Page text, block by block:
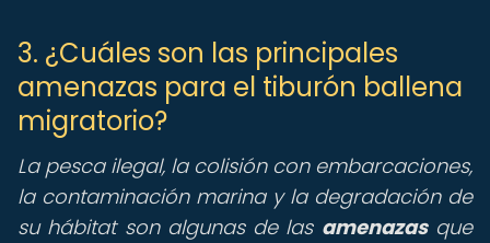
3. ¿Cuáles son las principales
amenazas para el tiburón ballena
migratorio?
La pesca ilegal, la colisión con embarcaciones,
la contaminación marina y la degradación de
su hábitat son algunas de las amenazasque